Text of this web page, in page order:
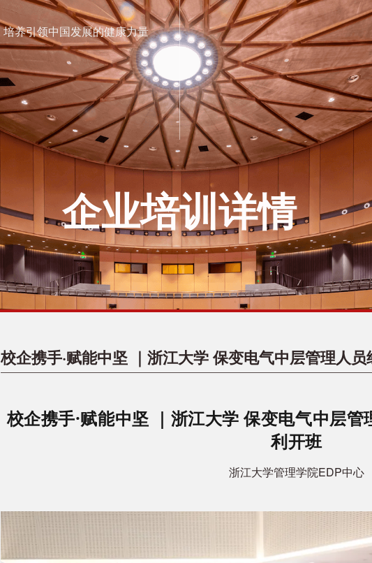
欢迎来校、实地考察、当面交流！
企业定制化内训、契合企业发展所需
2026年浙江大学EDP高管培训计划发布
培养引领中国发展的健康力量
全国干部教育培训浙江大学基地
企业培训详情
校企携手·赋能中坚 ｜浙江大学 保变电气中层管理人
校企携手·赋能中坚 ｜浙江大学 保变电气中层
利开班
浙江大学管理学院EDP中心